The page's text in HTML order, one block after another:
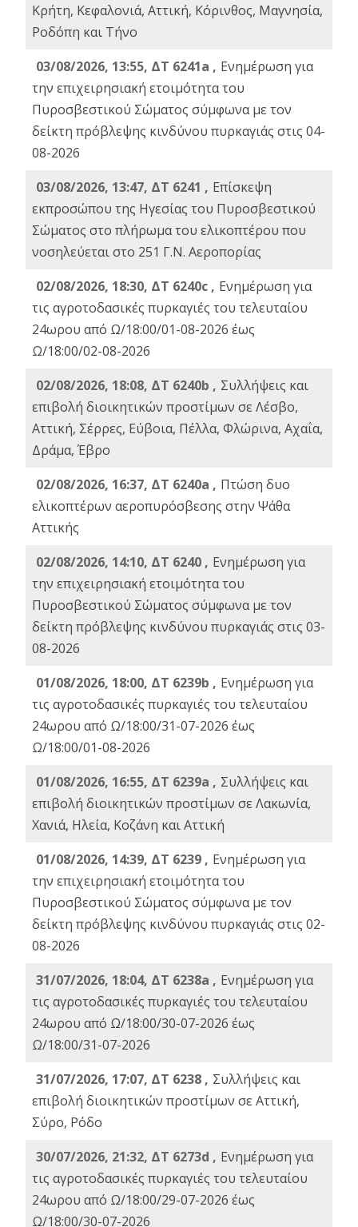
Κρήτη, Κεφαλονιά, Αττική, Κόρινθος, Μαγνησία,
Ροδόπη και Τήνο
03/08/2026, 13:55, ΔΤ 6241a , Ενημέρωση για
την επιχειρησιακή ετοιμότητα του
Πυροσβεστικού Σώματος σύμφωνα με τον
δείκτη πρόβλεψης κινδύνου πυρκαγιάς στις 04-
08-2026
03/08/2026, 13:47, ΔΤ 6241 , Επίσκεψη
εκπροσώπου της Ηγεσίας του Πυροσβεστικού
Σώματος στο πλήρωμα του ελικοπτέρου που
νοσηλεύεται στο 251 Γ.Ν. Αεροπορίας
02/08/2026, 18:30, ΔΤ 6240c , Ενημέρωση για
τις αγροτοδασικές πυρκαγιές του τελευταίου
24ωρου από Ω/18:00/01-08-2026 έως
Ω/18:00/02-08-2026
02/08/2026, 18:08, ΔΤ 6240b , Συλλήψεις και
επιβολή διοικητικών προστίμων σε Λέσβο,
Αττική, Σέρρες, Εύβοια, Πέλλα, Φλώρινα, Αχαΐα,
Δράμα, Έβρο
02/08/2026, 16:37, ΔΤ 6240a , Πτώση δυο
ελικοπτέρων αεροπυρόσβεσης στην Ψάθα
Αττικής
02/08/2026, 14:10, ΔΤ 6240 , Ενημέρωση για
την επιχειρησιακή ετοιμότητα του
Πυροσβεστικού Σώματος σύμφωνα με τον
δείκτη πρόβλεψης κινδύνου πυρκαγιάς στις 03-
08-2026
01/08/2026, 18:00, ΔΤ 6239b , Ενημέρωση για
τις αγροτοδασικές πυρκαγιές του τελευταίου
24ωρου από Ω/18:00/31-07-2026 έως
Ω/18:00/01-08-2026
01/08/2026, 16:55, ΔΤ 6239a , Συλλήψεις και
επιβολή διοικητικών προστίμων σε Λακωνία,
Χανιά, Ηλεία, Κοζάνη και Αττική
01/08/2026, 14:39, ΔΤ 6239 , Ενημέρωση για
την επιχειρησιακή ετοιμότητα του
Πυροσβεστικού Σώματος σύμφωνα με τον
δείκτη πρόβλεψης κινδύνου πυρκαγιάς στις 02-
08-2026
31/07/2026, 18:04, ΔΤ 6238a , Ενημέρωση για
τις αγροτοδασικές πυρκαγιές του τελευταίου
24ωρου από Ω/18:00/30-07-2026 έως
Ω/18:00/31-07-2026
31/07/2026, 17:07, ΔΤ 6238 , Συλλήψεις και
επιβολή διοικητικών προστίμων σε Αττική,
Σύρο, Ρόδο
30/07/2026, 21:32, ΔΤ 6273d , Ενημέρωση για
τις αγροτοδασικές πυρκαγιές του τελευταίου
24ωρου από Ω/18:00/29-07-2026 έως
Ω/18:00/30-07-2026